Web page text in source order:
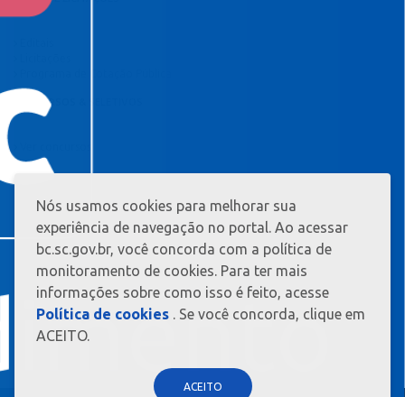
CONCURSOS & SELETIVOS
Nós usamos cookies para melhorar sua
experiência de navegação no portal. Ao acessar
bc.sc.gov.br, você concorda com a política de
monitoramento de cookies. Para ter mais
informações sobre como isso é feito, acesse
Política de cookies . Se você concorda, clique em
ACEITO.
ACEITO